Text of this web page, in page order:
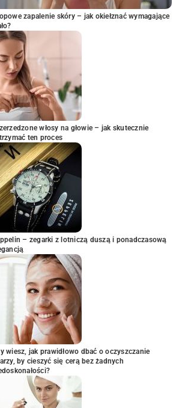
zapalenie skóry – jak okiełznać wymagające
włosy na głowie – jak skutecznie
ten proces
– zegarki z lotniczą duszą i ponadczasową
wiesz, jak prawidłowo dbać o oczyszczanie
by cieszyć się cerą bez żadnych